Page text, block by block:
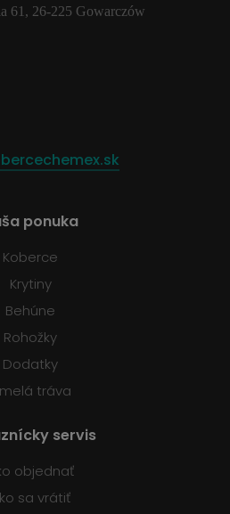
61, 26-225 Gowarczów
ponuka
Koberce
Krytiny
Behúne
Rohožky
Dodatky
tráva
servis
objednať
sa vrátiť